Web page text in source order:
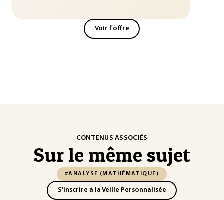
Voir l'offre
CONTENUS ASSOCIÉS
Sur le même sujet
#ANALYSE (MATHÉMATIQUE)
S'inscrire à la Veille Personnalisée